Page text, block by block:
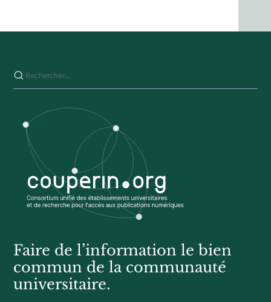
Faire de l’information le bien
commun de la communauté
universitaire.